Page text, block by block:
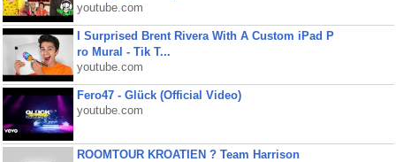
youtube.com
I Surprised Brent Rivera With A Custom iPad P
ro Mural - Tik T...
youtube.com
Fero47 - Glück (Official Video)
youtube.com
ROOMTOUR KROATIEN ? Team Harrison